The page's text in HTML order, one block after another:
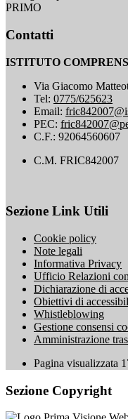
PRIMO
Contatti
ISTITUTO
Via Giacomo
Tel: 0775/625623
Email:
PEC:
C.F.: 92064560607
C.M. FRIC842007
Sezione Link Utili
Cookie policy
Note legali
Informativa Privacy
Ufficio Relazioni
Dichiarazione di
Obiettivi di
Whistleblowing
Gestione consensi
Amministrazione
Pagina visualizzata
Sezione Copyright